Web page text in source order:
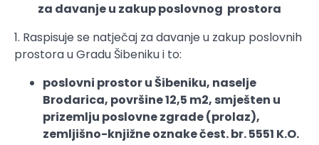
za davanje u zakup poslovnog prostora
1. Raspisuje se natječaj za davanje u zakup poslovnih
prostora u Gradu Šibeniku i to:
poslovni prostor u Šibeniku, naselje
Brodarica, površine 12,5 m2, smješten u
prizemlju poslovne zgrade (prolaz),
zemljišno-knjižne oznake čest. br. 5551 K.O.